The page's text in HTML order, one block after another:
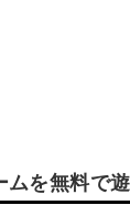
ムを無料で遊